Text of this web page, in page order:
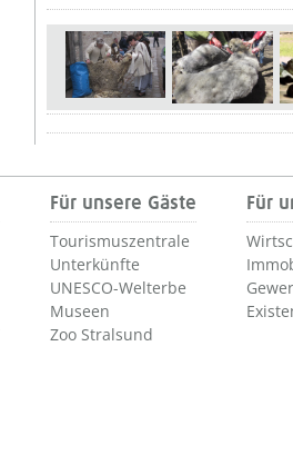
??? absaetzeUnten[1]/titel
Für unsere Gäste
Tourismuszentrale
Unterkünfte
UNESCO-Welterbe
Museen
Zoo Stralsund
Für